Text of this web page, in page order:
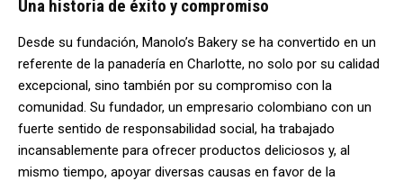
Una historia de éxito y compromiso
Desde su fundación, Manolo’s Bakery se ha convertido en un
referente de la panadería en Charlotte, no solo por su calidad
excepcional, sino también por su compromiso con la
comunidad. Su fundador, un empresario colombiano con un
fuerte sentido de responsabilidad social, ha trabajado
incansablemente para ofrecer productos deliciosos y, al
mismo tiempo, apoyar diversas causas en favor de la